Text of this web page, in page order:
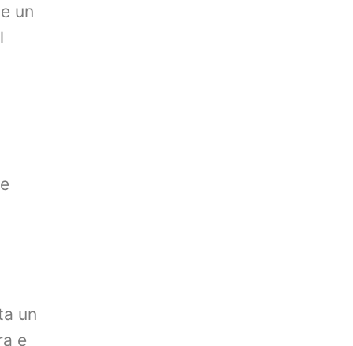
un
un
e